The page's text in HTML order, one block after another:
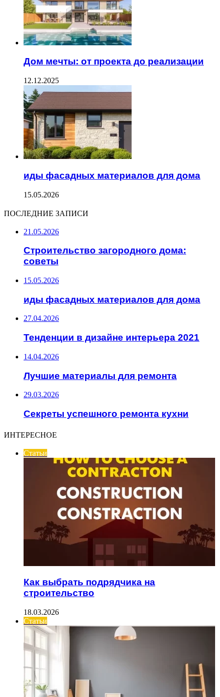
Дом мечты: от проекта до реализации
12.12.2025
иды фасадных материалов для дома
15.05.2026
ПОСЛЕДНИЕ ЗАПИСИ
21.05.2026
Строительство загородного дома:
советы
15.05.2026
иды фасадных материалов для дома
27.04.2026
Тенденции в дизайне интерьера 2021
14.04.2026
Лучшие материалы для ремонта
29.03.2026
Секреты успешного ремонта кухни
ИНТЕРЕСНОЕ
Статьи
Как выбрать подрядчика на
строительство
18.03.2026
Статьи